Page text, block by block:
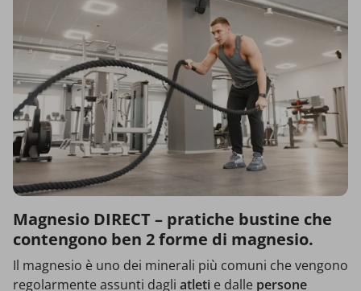
Magnesio DIRECT – pratiche bustine che
contengono ben 2 forme di magnesio.
Il magnesio è uno dei minerali più comuni che vengono
regolarmente assunti dagli atleti e dalle persone